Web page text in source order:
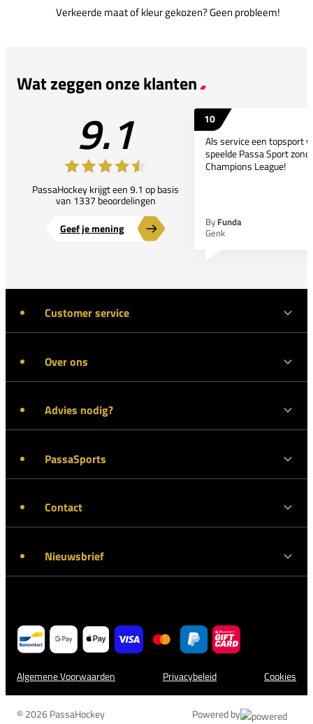
Verkeerde maat of kleur gekozen? Geen probleem!
Wat zeggen onze klanten
9.1
PassaHockey krijgt een 9.1 op basis
van 1337 beoordelingen
Geef je mening
10
Als service een topsport
speelde Passa Sport
Champions League!
By Funda
Genk
Customer service
Over ons
Advies nodig?
PassaSports
Contact
Nieuwsbrief
Algemene Voorwaarden Privacybeleid Cookies
© 2026 PassaHockey Powered by